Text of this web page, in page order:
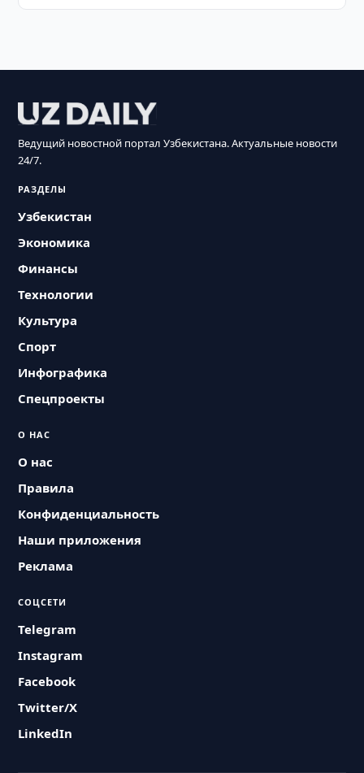
Ведущий новостной портал Узбекистана. Актуальные новости
24/7.
РАЗДЕЛЫ
Узбекистан
Экономика
Финансы
Технологии
Культура
Спорт
Инфографика
Спецпроекты
О НАС
О нас
Правила
Конфиденциальность
Наши приложения
Реклама
СОЦСЕТИ
Telegram
Instagram
Facebook
Twitter/X
LinkedIn